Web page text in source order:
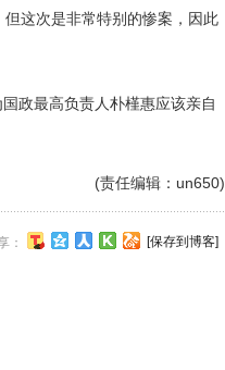
这次是非常特别的惨案，因此
政最高负责人朴槿惠应该亲自
(责任编辑：un650)
： [保存到博客]